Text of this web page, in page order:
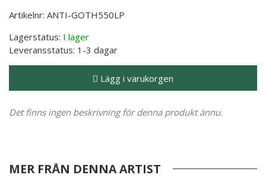
Artikelnr: ANTI-GOTH550LP
Lagerstatus: I lager
Leveransstatus: 1-3 dagar
Lägg i varukorgen
Det finns ingen beskrivning för denna produkt ännu.
MER FRÅN DENNA ARTIST